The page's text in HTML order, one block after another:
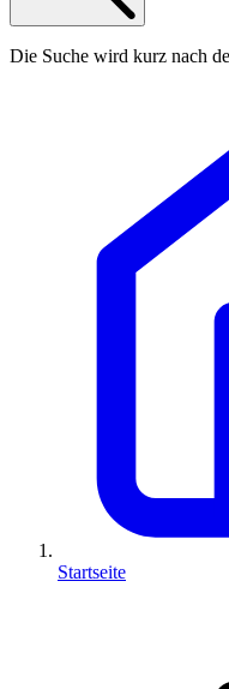
Die Suche wird kurz nach
Startseite